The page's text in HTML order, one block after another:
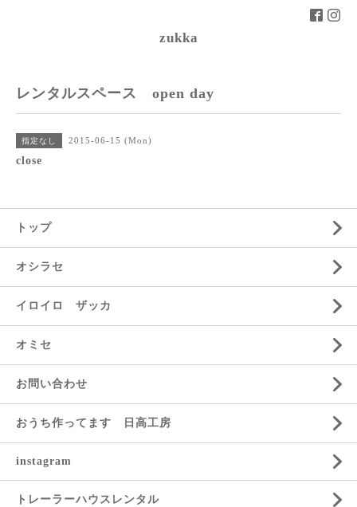
zukka
レンタルスペース open day
指定なし 2015-06-15 (Mon)
close
トップ
オシラセ
イロイロ ザッカ
オミセ
お問い合わせ
おうち作ってます 日高工房
instagram
トレーラーハウスレンタル